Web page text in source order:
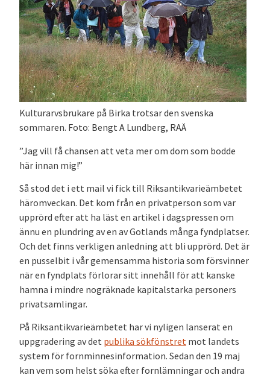
Kulturarvsbrukare på Birka trotsar den svenska
sommaren. Foto: Bengt A Lundberg, RAÄ
”Jag vill få chansen att veta mer om dom som bodde
här innan mig!”
Så stod det i ett mail vi fick till Riksantikvarieämbetet
häromveckan. Det kom från en privatperson som var
upprörd efter att ha läst en artikel i dagspressen om
ännu en plundring av en av Gotlands många fyndplatser.
Och det finns verkligen anledning att bli upprörd. Det är
en pusselbit i vår gemensamma historia som försvinner
när en fyndplats förlorar sitt innehåll för att kanske
hamna i mindre nogräknade kapitalstarka personers
privatsamlingar.
På Riksantikvarieämbetet har vi nyligen lanserat en
uppgradering av det publika sökfönstret mot landets
system för fornminnesinformation. Sedan den 19 maj
kan vem som helst söka efter fornlämningar och andra